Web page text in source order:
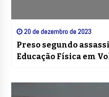
20 de dezembro de 2023
Preso segundo
Educação Física em